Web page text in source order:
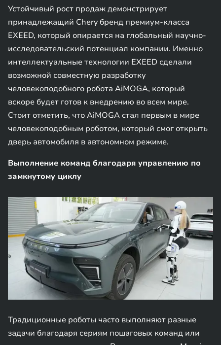
Устойчивый рост продаж демонстрирует
принадлежащий Chery бренд премиум-класса
EXEED, который опирается на глобальный научно-
исследовательский потенциал компании. Именно
интеллектуальные технологии EXEED сделали
возможной совместную разработку
человекоподобного робота AiMOGA, который
вскоре будет готов к внедрению во всем мире.
Стоит отметить, что AiMOGA стал первым в мире
человекоподобным роботом, который смог открыть
дверь автомобиля в автономном режиме.
Выполнение команд благодаря управлению по
замкнутому циклу
Традиционные роботы часто выполняют разные
задачи благодаря сериям пошаговых команд или